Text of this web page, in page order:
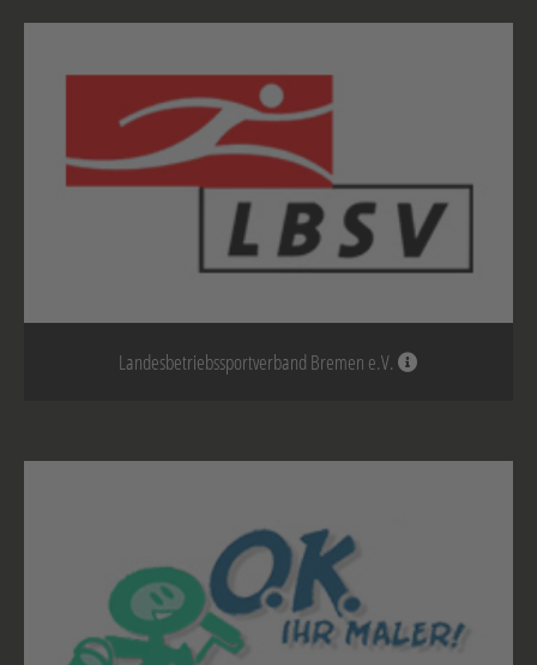
Landesbetriebssportverband Bremen e.V.